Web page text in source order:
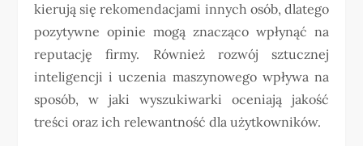
kierują się rekomendacjami innych osób, dlatego
pozytywne opinie mogą znacząco wpłynąć na
reputację firmy. Również rozwój sztucznej
inteligencji i uczenia maszynowego wpływa na
sposób, w jaki wyszukiwarki oceniają jakość
treści oraz ich relewantność dla użytkowników.